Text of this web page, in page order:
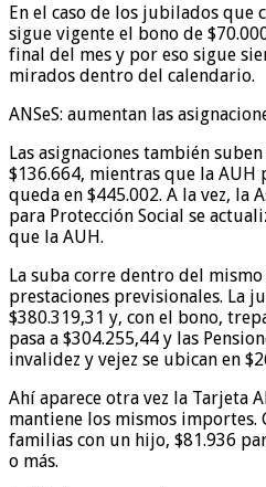
En el caso de los jubilados que
sigue vigente el bono de
final del mes y por eso sigue
mirados dentro del calendario.
ANSeS: aumentan las
Las asignaciones también
$136.664, mientras que la
queda en $445.002. A la vez, la
para Protección Social se
que la AUH.
La suba corre dentro del mismo
prestaciones previsionales. La
$380.319,31 y, con el bono,
pasa a $304.255,44 y las
invalidez y vejez se ubican en
Ahí aparece otra vez la Tarjeta
mantiene los mismos importes.
familias con un hijo, $81.936
o más.